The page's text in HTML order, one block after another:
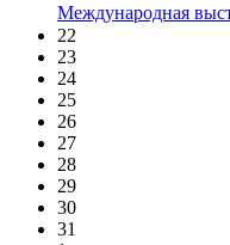
Международная
22
23
24
25
26
27
28
29
30
31